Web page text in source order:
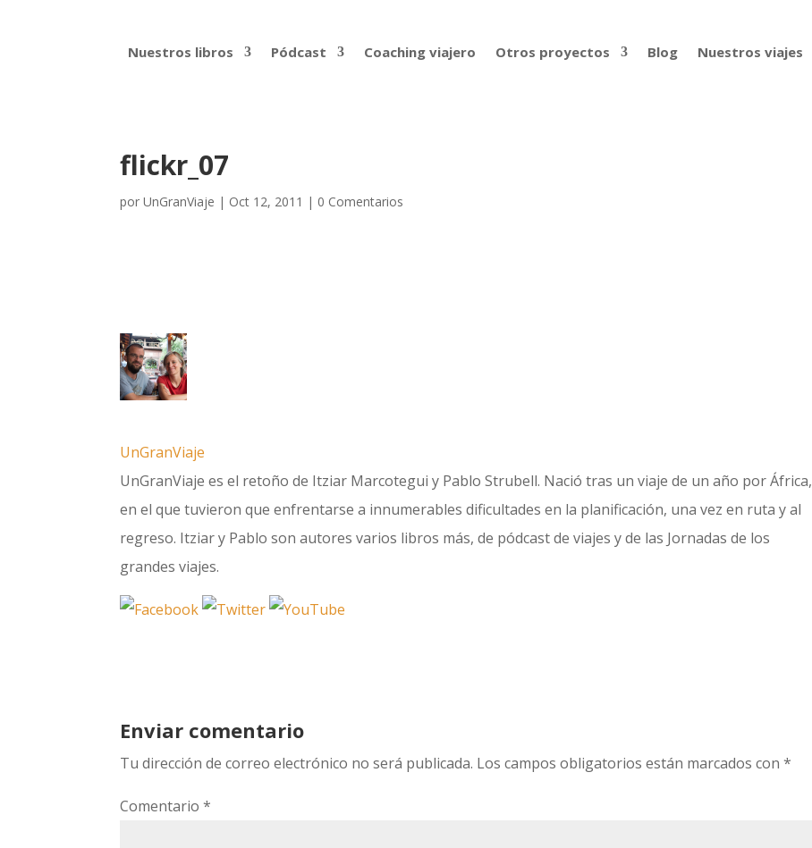
Nuestros libros Pódcast Coaching viajero Otros proyectos Blog Nuestros viajes
flickr_07
porUnGranViaje | Oct 12, 2011 | 0 Comentarios
UnGranViaje
UnGranViaje es el retoño de Itziar Marcotegui y Pablo Strubell. Nació tras un viaje de un año por África,
en el que tuvieron que enfrentarse a innumerables dificultades en la planificación, una vez en ruta y al
regreso. Itziar y Pablo son autores varios libros más, de pódcast de viajes y de las Jornadas de los
grandes viajes.
Enviar comentario
Tu dirección de correo electrónico no será publicada. Los campos obligatorios están marcados con*
Comentario*